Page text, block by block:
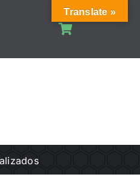
Translate »